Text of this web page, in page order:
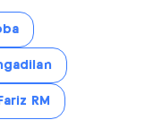
Fariz RM